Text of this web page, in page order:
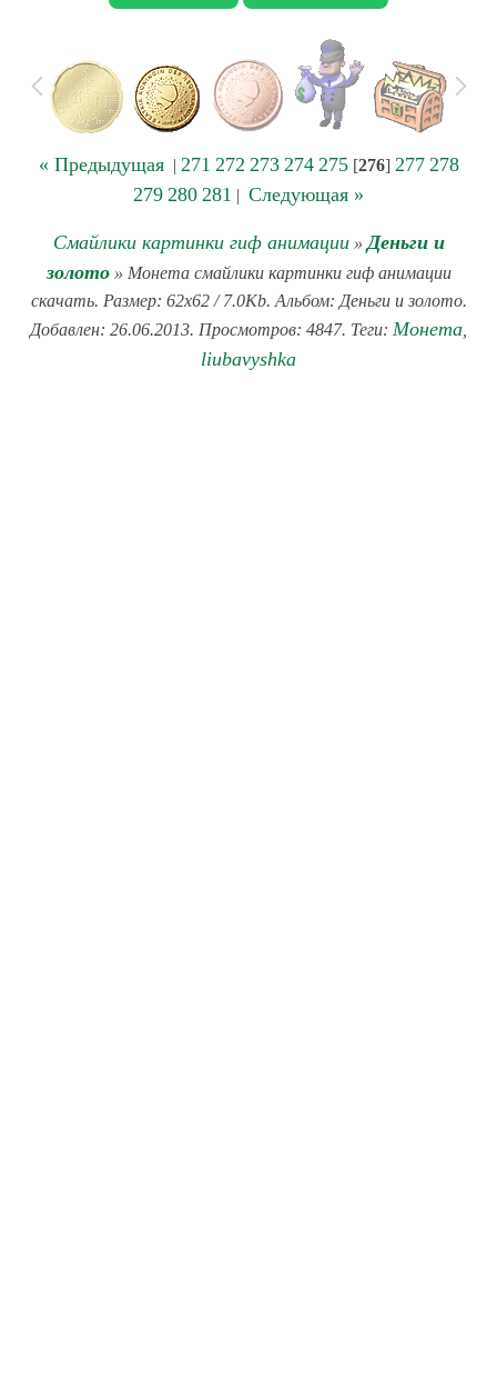
« Предыдущая| 271 272 273 274 275[276] 277 278
279 280 281 | Следующая »
Смайлики картинки гиф анимации» Деньги и
золото» Монета смайлики картинки гиф анимации
скачать. Размер: 62x62 / 7.0Kb. Альбом: Деньги и золото.
Добавлен: 26.06.2013. Просмотров: 4847. Теги: Монета
liubavyshka